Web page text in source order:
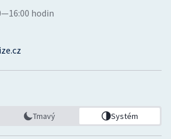
hodin
Tmavý Systém